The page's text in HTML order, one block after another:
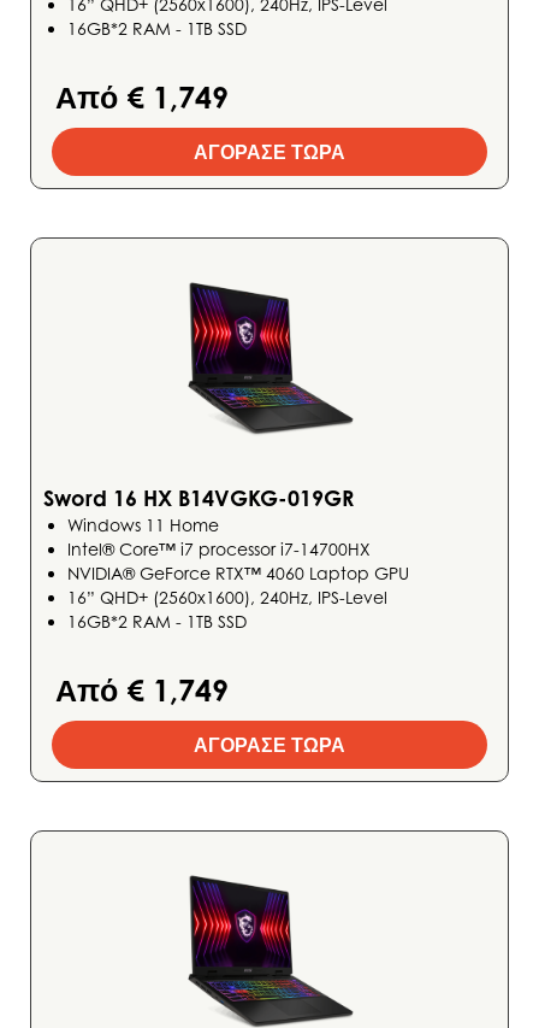
16GB*2 RAM - 1TB SSD
Από € 1,749
ΑΓΟΡΑΣΕ ΤΩΡΑ
Sword 16 HX B14VGKG-019GR
Windows 11 Home
Intel® Core™ i7 processor i7-14700HX
NVIDIA® GeForce RTX™ 4060 Laptop GPU
16” QHD+ (2560x1600), 240Hz, IPS-Level
16GB*2 RAM - 1TB SSD
Από € 1,749
ΑΓΟΡΑΣΕ ΤΩΡΑ